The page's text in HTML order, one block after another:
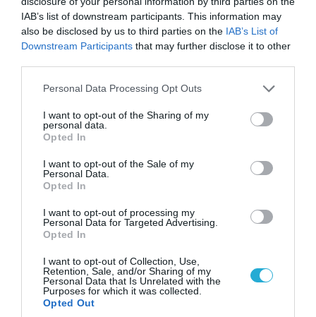
IAB’s list of downstream participants. This information may
also be disclosed by us to third parties on the IAB’s List of
Downstream Participants that may further disclose it to other
Please note that this website/app uses one or more Google
not limited to your visit or usage behaviour. You may click to
grant or deny consent to Google and its third-party tags to
use your data for below specified purposes in below Google
consent section.
Personal Data Processing Opt Outs
I want to opt-out of the Sharing of my
personal data.
Opted In
I want to opt-out of the Sale of my
Personal Data.
Opted In
I want to opt-out of processing my
Personal Data for Targeted Advertising.
Opted In
I want to opt-out of Collection, Use,
Retention, Sale, and/or Sharing of my
Personal Data that Is Unrelated with the
Purposes for which it was collected.
Opted Out
08.08.2026 | 09:02
«Η απόλυτη τραγωδία»: Η «αιχμηρή» ανάρτηση
του Αρκά για τα τατουάζ (φωτο)
07.08.2026 | 20:02
Ο Γιάννης Αλαφούζος «τέλειωσε» τον
Κωνσταντίνο Ζούλα από τον ΣΚΑΪ – Ο λόγος της
απομάκρυνσής του